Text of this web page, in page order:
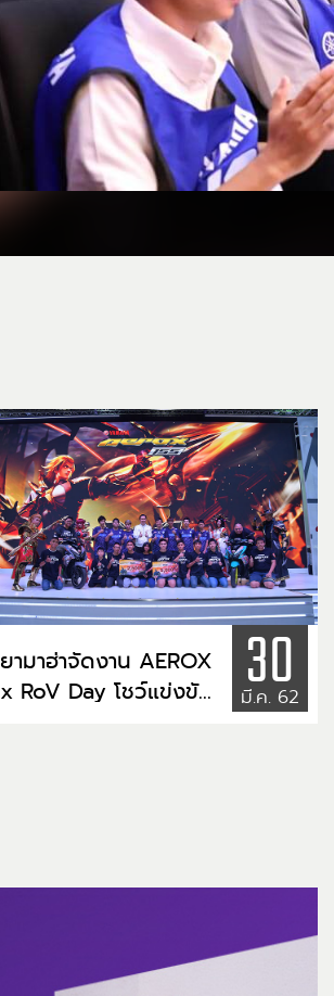
ยามาฮ่าจัดงาน AEROX
x RoV Day โชว์แข่งขัน
30
มี.ค. 62